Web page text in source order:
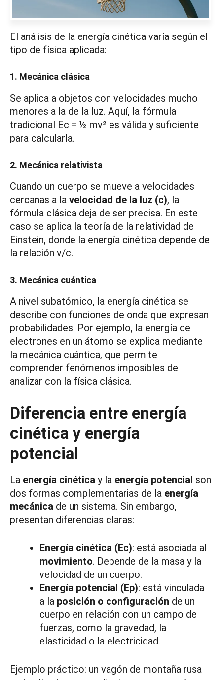
El análisis de la energía cinética varía según el
tipo de física aplicada:
1. Mecánica clásica
Se aplica a objetos con velocidades mucho
menores a la de la luz. Aquí, la fórmula
tradicional Ec = ½ mv² es válida y suficiente
para calcularla.
2. Mecánica relativista
Cuando un cuerpo se mueve a velocidades
cercanas a la velocidad de la luz (c), la
fórmula clásica deja de ser precisa. En este
caso se aplica la teoría de la relatividad de
Einstein, donde la energía cinética depende de
la relación v/c.
3. Mecánica cuántica
A nivel subatómico, la energía cinética se
describe con funciones de onda que expresan
probabilidades. Por ejemplo, la energía de
electrones en un átomo se explica mediante
la mecánica cuántica, que permite
comprender fenómenos imposibles de
analizar con la física clásica.
Diferencia entre energía
cinética y energía
potencial
La energía cinética y la energía potencial son
dos formas complementarias de la energía
mecánica de un sistema. Sin embargo,
presentan diferencias claras:
Energía cinética (Ec): está asociada al
movimiento. Depende de la masa y la
velocidad de un cuerpo.
Energía potencial (Ep): está vinculada
a la posición o configuración de un
cuerpo en relación con un campo de
fuerzas, como la gravedad, la
elasticidad o la electricidad.
Ejemplo práctico: un vagón de montaña rusa